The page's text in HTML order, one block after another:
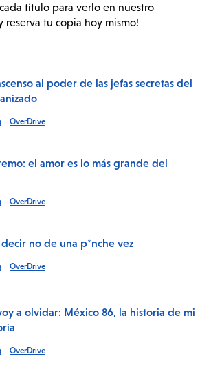
título para verlo en nuestro
reserva tu copia hoy mismo!
al poder de las jefas secretas del
OverDrive
el amor es lo más grande del
OverDrive
no de una p*nche vez
OverDrive
a olvidar: México 86, la historia de mi
OverDrive